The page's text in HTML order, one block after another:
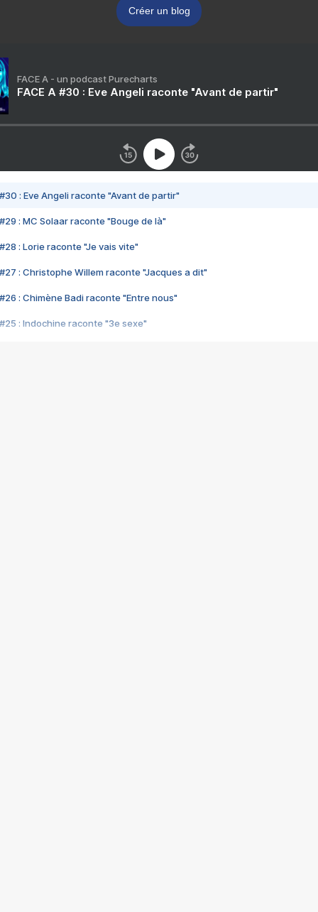
Créer un blog
FACE A - un podcast Purecharts
FACE A #30 : Eve Angeli raconte "Avant de partir"
#30 : Eve Angeli raconte "Avant de partir"
#29 : MC Solaar raconte "Bouge de là"
#28 : Lorie raconte "Je vais vite"
#27 : Christophe Willem raconte "Jacques a dit"
#26 : Chimène Badi raconte "Entre nous"
#25 : Indochine raconte "3e sexe"